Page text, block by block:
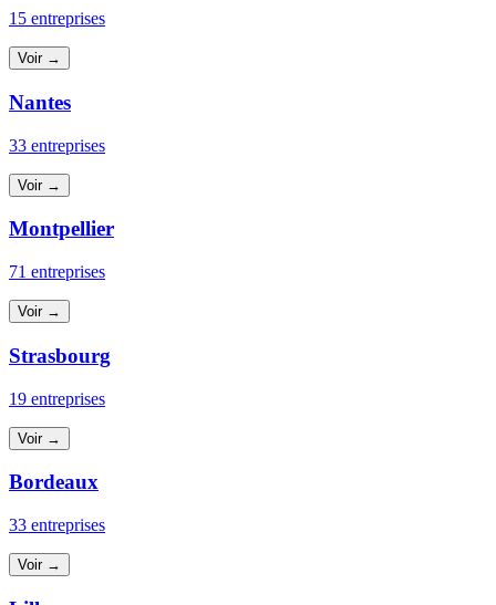
15 entreprises
Voir →
Nantes
33 entreprises
Voir →
Montpellier
71 entreprises
Voir →
Strasbourg
19 entreprises
Voir →
Bordeaux
33 entreprises
Voir →